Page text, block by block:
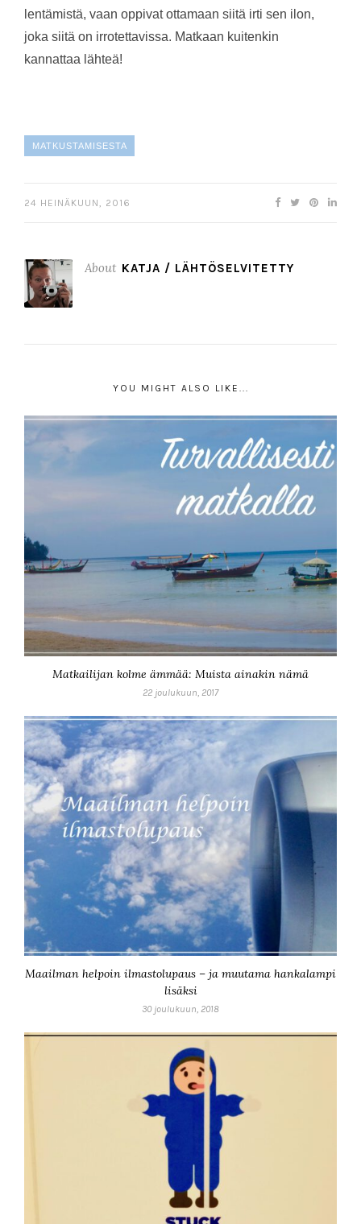
lentämistä, vaan oppivat ottamaan siitä irti sen ilon,
joka siitä on irrotettavissa. Matkaan kuitenkin
kannattaa lähteä!
MATKUSTAMISESTA
24 HEINÄKUUN, 2016
About KATJA / LÄHTÖSELVITETTY
YOU MIGHT ALSO LIKE...
Matkailijan kolme ämmää: Muista ainakin nämä
22 joulukuun, 2017
Maailman helpoin ilmastolupaus – ja muutama hankalampi
lisäksi
30 joulukuun, 2018